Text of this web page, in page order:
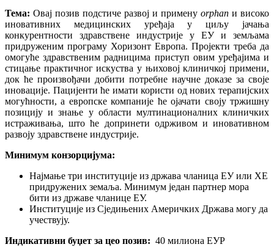
Тема: Овај позив подстиче развој и примену orphan и високо
иновативних медицинских уређаја у циљу јачања
конкурентности здравствене индустрије у ЕУ и земљама
придруженим програму Хоризонт Европа. Пројекти треба да
омогуће здравственим радницима приступ овим уређајима и
стицање практичног искуства у њиховој клиничкој примени,
док ће произвођачи добити потребне научне доказе за своје
иновације. Пацијенти ће имати користи од нових терапијских
могућности, а европске компаније ће ојачати своју тржишну
позицију и знање у области мултинационалних клиничких
истраживања, што ће допринети одрживом и иновативном
развоју здравствене индустрије.
Минимум конзорцијума:
Најмање три институције из држава чланица ЕУ или ХЕ
придружених земаља. Минимум један партнер мора
бити из државе чланице ЕУ.
Институције из Сједињених Америчких Држава могу да
учествују.
Индикативни буџет за цео позив: 40 милиона ЕУР